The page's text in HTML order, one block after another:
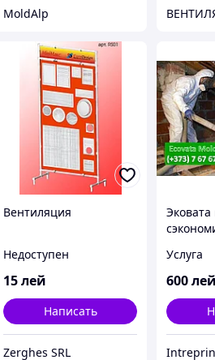
MoldAlp
Вентиляция
Недоступен
15лей
Написать
Zerghes SRL
Эковата
летом и
зимой
Услуга
600